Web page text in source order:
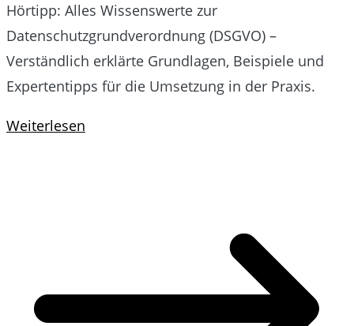
Hörtipp: Alles Wissenswerte zur
Datenschutzgrundverordnung (DSGVO) –
Verständlich erklärte Grundlagen, Beispiele und
Expertentipps für die Umsetzung in der Praxis.
Weiterlesen